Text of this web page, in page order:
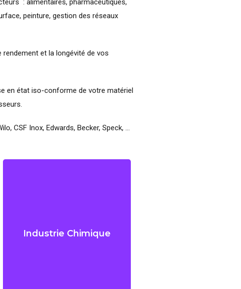
: alimentaires, pharmaceutiques,
peinture, gestion des réseaux
et la longévité de vos
en état iso-conforme de votre matériel
CSF Inox, Edwards, Becker, Speck, …
Industrie Chimique